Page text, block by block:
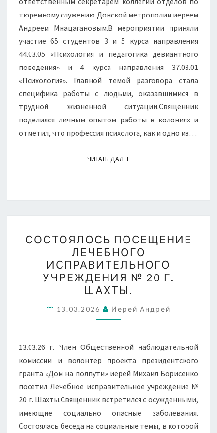
тюремному служению Донской метрополии иереем
Андреем Мнацагановым.В мероприятии приняли
участие 65 студентов 3 и 5 курса направления
44.03.05 «Психология и педагогика девиантного
поведения» и 4 курса направления 37.03.01
«Психология». Главной темой разговора стала
специфика работы с людьми, оказавшимися в
трудной жизненной ситуации.Священник
поделился личным опытом работы в колониях и
отметил, что профессия психолога, как и одно из…
ЧИТАТЬ ДАЛЕЕЧИТАТЬ ДАЛЕЕ
ПОСЕЩЕНИЕ
ЛЕЧЕБНОГО
ИСПРАВИТЕЛЬНОГО
УЧРЕЖДЕНИЯ
№
20
Г.
СОСТОЯЛОСЬ ПОСЕЩЕНИЕ
ЛЕЧЕБНОГО
ИСПРАВИТЕЛЬНОГО
УЧРЕЖДЕНИЯ № 20 Г.
ШАХТЫ.
13.03.2026 Иерей Андрей
13.03.26 г. Член Общественной наблюдательной
комиссии и волонтер проекта президентского
гранта «Дом на полпути» иерей Михаил Борисенко
посетил Лечебное исправительное учреждение №
20 г. Шахты.Священник встретился с осужденными,
имеющие социально опасные заболевания.
Состоялась беседа на социальные темы, в которой